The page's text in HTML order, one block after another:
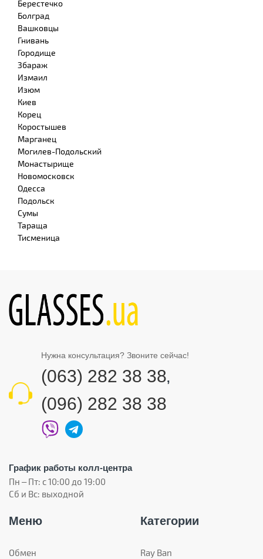
Берестечко
Болград
Вашковцы
Гнивань
Городище
Збараж
Измаил
Изюм
Киев
Корец
Коростышев
Марганец
Могилев-Подольский
Монастырище
Новомосковск
Одесса
Подольск
Сумы
Тараща
Тисменица
Нужна консультация? Звоните сейчас!
(063) 282 38 38,
(096) 282 38 38
График работы колл-центра
Пн – Пт: с 10:00 до 19:00
Сб и Вс: выходной
Меню
Обмен
Категории
Ray Ban